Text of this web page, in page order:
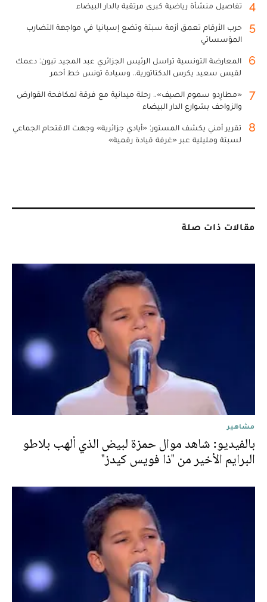
4 تفاصيل منشأة رياضية كبرى مرتقبة بالدار البيضاء
5
حرب الأرقام تعمق أزمة سبتة وتضع إسبانيا في مواجهة التضارب
المؤسساتي
6
المعارضة التونسية تراسل الرئيس الجزائري عبد المجيد تبون: دعمك
لقيس سعيد يكرس الدكتاتورية.. وسيادة تونس خط أحمر
7
«مطارِدو سموم الصيف».. رحلة ميدانية مع فرقة لمكافحة القوارض
والزواحف بشوارع الدار البيضاء
8
تقرير أمني يكشف المستور: «أيادي جزائرية» وجهت الاقتحام الجماعي
لسبتة ومليلية عبر «غرفة قيادة رقمية»
مقالات ذات صلة
مشاهير
بالفيديو: شاهد موال حمزة لبيض الذي ألهب بلاطو
البرايم الأخير من "ذا فويس كيدز"